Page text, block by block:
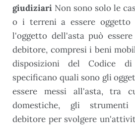
giudiziari Non sono solo le
o i terreni a essere
l'oggetto dell'asta può
debitore, compresi i beni
disposizioni del Codice
specificano quali sono gli
essere messi all'asta, tra
domestiche, gli strumenti
debitore per svolgere